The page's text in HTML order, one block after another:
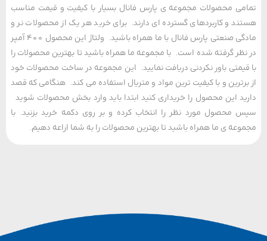
محصولات مجموعه ی پارس فانال بسیار با کیفیت و قیمت مناسب
و کاربردهای گسترده ای دارند. برای خرید هر یک از محصولات نر و
مادگی صنعتی پارس فانال با ما همراه باشید. ولتاژ این محصول 400 آمپر
گرفته شده است. با مجموعه ما همراه باشید تا بهترین محصولات را
باور نکردنی دریافت نمایید. این مجموعه در ساخت محصولات خود
و با کیفیت ترین مواد و متریال استفاده می کند. هنگامی که قصد
این محصول را خریداری کنید ابتدا باید وارد بخش محصولات شوید
محصول مورد نظر را انتخاب کرده و بر روی دکمه خرید بزنید. با
ی ما همراه باشید تا بهترین محصولات را به شما اراعه دهیم.